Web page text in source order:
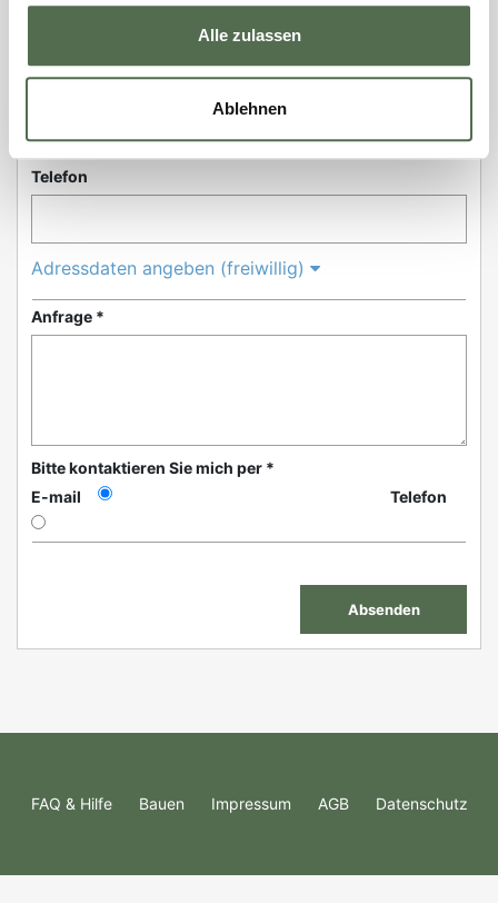
Alle zulassen
Ablehnen
Telefon
Adressdaten angeben (freiwillig)
Anfrage *
Bitte kontaktieren Sie mich per *
E-mail
Telefon
FAQ & Hilfe Bauen Impressum AGB Datenschutz